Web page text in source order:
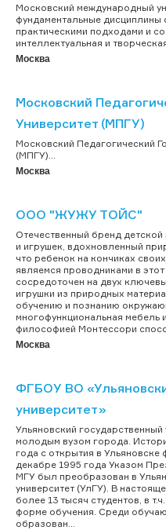
Московский международный
фундаментальные
практическими подходами и
интеллектуальная и
Москва
Московский
Университет (МПГУ)
Московский Педагогический
(МПГУ)...
Москва
ООО "ЖУЖУ ТОЙС"
Отечественный бренд
и игрушек, вдохновленный
что ребенок на кончиках
являемся проводниками в
сосредоточен на двух
игрушки из природных
обучению и познанию
многофункциональная мебель
философией Монтессори
Москва
ФГБОУ ВО
университет»
Ульяновский
молодым вузом города.
года с открытия в
декабре 1995 года Указом
МГУ был преобразован в
университет (УлГУ). В
более 13 тысяч студентов, в
форме обучения. Среди
образован...